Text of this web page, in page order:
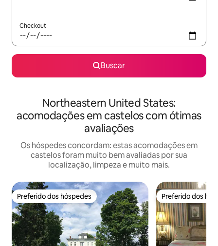
Checkout
Buscar
Northeastern United States:
acomodações em castelos com ótimas
avaliações
Os hóspedes concordam: estas acomodações em
castelos foram muito bem avaliadas por sua
localização, limpeza e muito mais.
Preferido dos hóspedes
Preferido dos hóspedes Preferido dos
Preferido dos